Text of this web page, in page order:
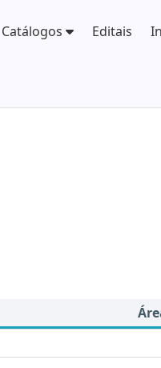
Catálogos Editais